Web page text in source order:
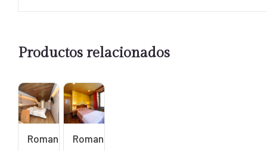
Productos relacionados
Romancy Romancy